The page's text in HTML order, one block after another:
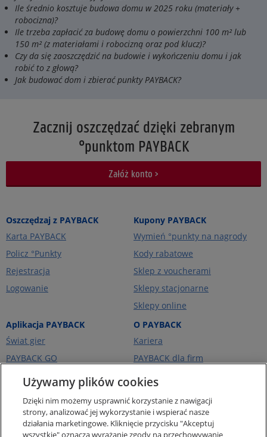
Ile średnio kosztuje budowa domu w 2025 roku (materiały +
robocizna)?
Ile trzeba zapłacić za budowę domu o powierzchni 100 m² lub
150 m² (z materiałami i robocizną oraz pod klucz)?
Czy da się zaoszczędzić na budowie i wykończeniu domu i jak
robić to z głową?
Jak budować dom i zbierać punkty PAYBACK?
Zacznij oszczędzać dzięki zebranym
°punktom PAYBACK
Załóż konto >
Oszczędzaj z PAYBACK
Karta PAYBACK
Policz °Punkty
Rejestracja
Logowanie
Kupony PAYBACK
Wymień °punkty na nagrody
Kody rabatowe
Sklep z voucherami
Sklepy stacjonarne
Sklepy online
Aplikacja PAYBACK
Świat gier
PAYBACK GO
Ceny paliw
O PAYBACK
Kariera
PAYBACK dla firm
PAYBACK Ekstra
O firmie
Pomoc i kontakt
Używamy plików cookies
Dzięki nim możemy usprawnić korzystanie z nawigacji
strony, analizować jej wykorzystanie i wspierać nasze
działania marketingowe. Kliknięcie przycisku "Akceptuj
wszystkie" oznacza wyrażanie zgody na przechowywanie